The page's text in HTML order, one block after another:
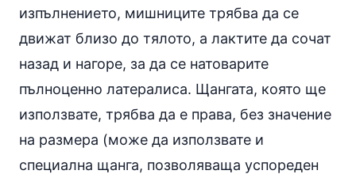
изпълнението, мишниците трябва да се
движат близо до тялото, а лактите да сочат
назад и нагоре, за да се натоварите
пълноценно латералиса. Щангата, която ще
използвате, трябва да е права, без значение
на размера (може да използвате и
специална щанга, позволяваща успореден